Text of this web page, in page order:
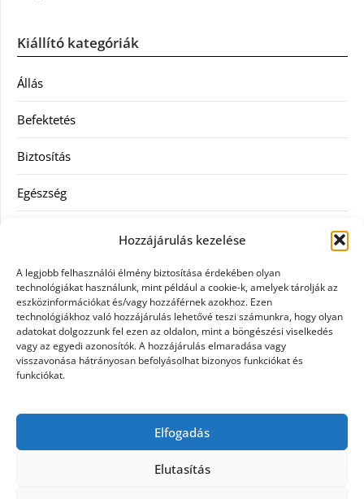
Hozzájárulás kezelése
A legjobb felhasználói élmény biztosítása érdekében olyan
technológiákat használunk, mint például a cookie-k, amelyek tárolják az
eszközinformációkat és/vagy hozzáférnek azokhoz. Ezen
technológiákhoz való hozzájárulás lehetővé teszi számunkra, hogy olyan
adatokat dolgozzunk fel ezen az oldalon, mint a böngészési viselkedés
vagy az egyedi azonosítók. A hozzájárulás elmaradása vagy
visszavonása hátrányosan befolyásolhat bizonyos funkciókat és
funkciókat.
Elfogadás
Elutasítás
Kiállító kategóriák
Állás
Befektetés
Biztosítás
Egészség
Ingatlan
Művészetek és szórakozás
Múzeumok
Szolgáltatás
Szórakozás
Webáruház